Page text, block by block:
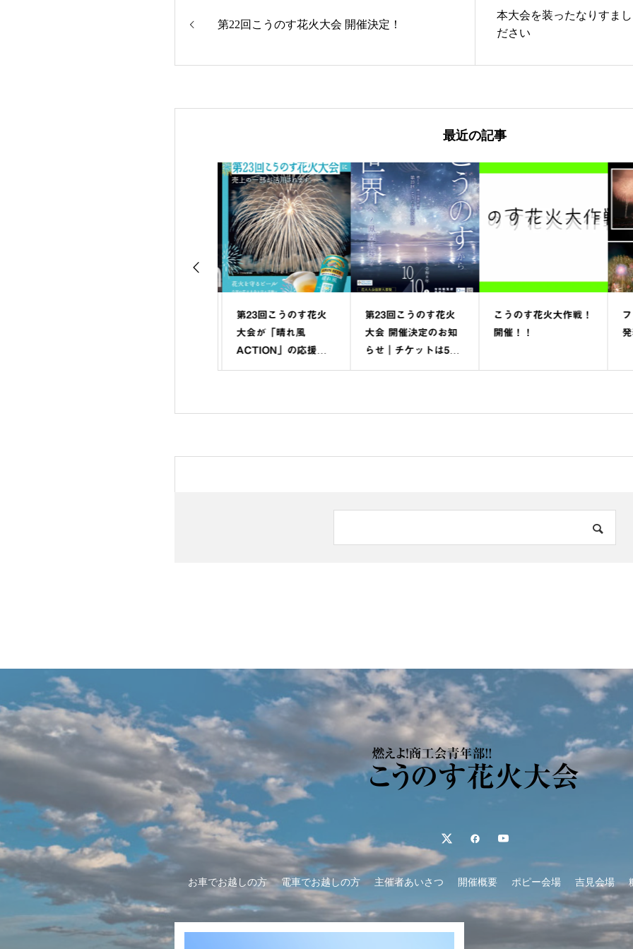
第22回こうのす花火大会 開催決定！
本大会を装ったなりすま
ださい
最近の記事
第23回こうのす花火
大会が「晴れ風
ACTION」の応援先
になりました｜1日1
第23回こうのす花火
大会 開催決定のお知
らせ｜チケットは5月
30日（土）販売開始
こうのす花火大作戦！
開催！！
発
お車でお越しの方 電車でお越しの方 主催者あいさつ 開催概要 ポピー会場 吉見会場